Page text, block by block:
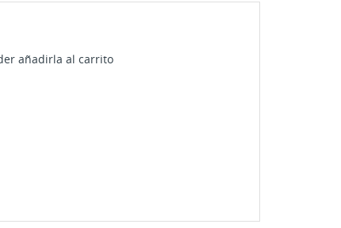
añadirla al carrito